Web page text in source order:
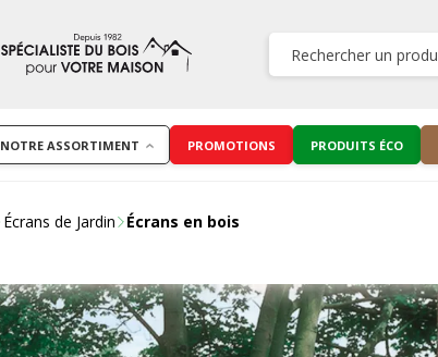
NOTRE ASSORTIMENT PROMOTIONS PRODUITS ÉCO
Écrans de Jardin Écrans en bois